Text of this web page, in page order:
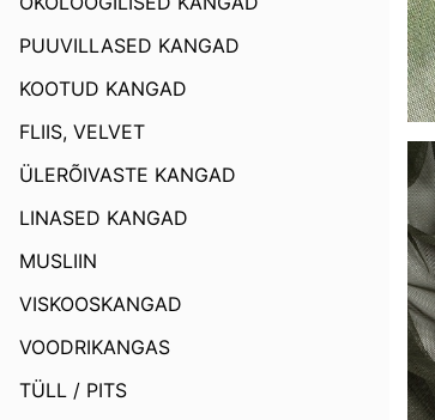
PUUVILLASED KANGAD
KOOTUD KANGAD
FLIIS, VELVET
ÜLERÕIVASTE KANGAD
LINASED KANGAD
MUSLIIN
VISKOOSKANGAD
VOODRIKANGAS
TÜLL / PITS